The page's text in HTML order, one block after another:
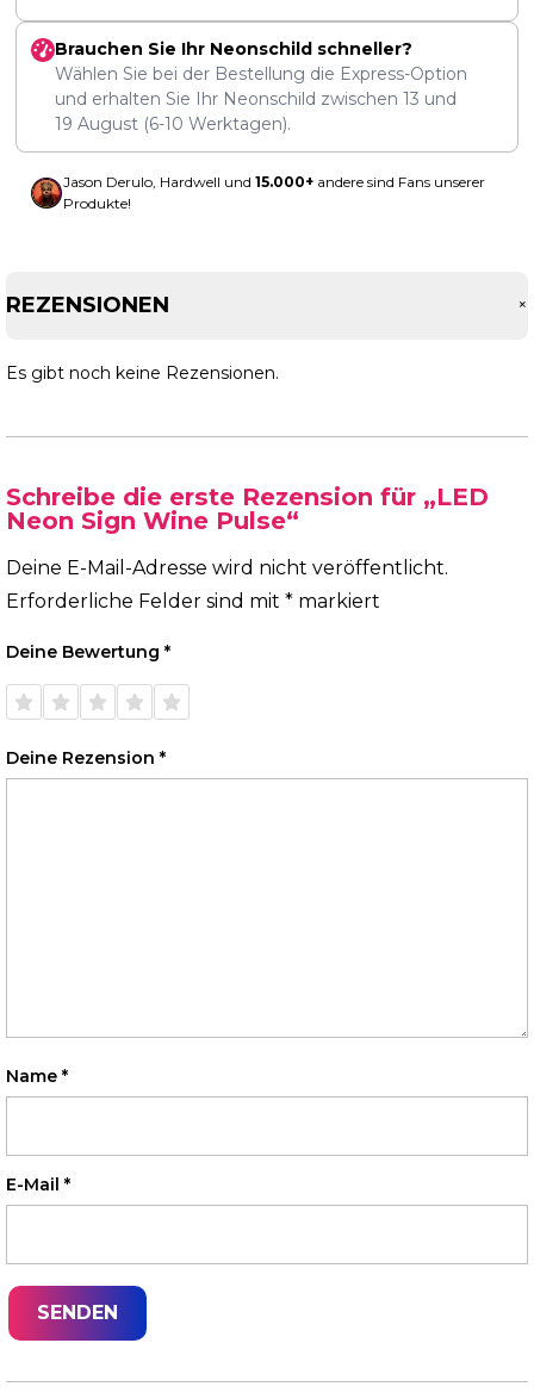
Brauchen Sie Ihr Neonschild schneller?
Wählen Sie bei der Bestellung die Express-Option
und erhalten Sie Ihr Neonschild zwischen 13 und
19 August (6-10 Werktagen).
Jason Derulo, Hardwell und 15.000+ andere sind Fans unserer
Produkte!
REZENSIONEN +
Es gibt noch keine Rezensionen.
Schreibe die erste Rezension für „LED
Neon Sign Wine Pulse“
Deine E-Mail-Adresse wird nicht veröffentlicht.
Erforderliche Felder sind mit * markiert
Deine Bewertung *
1 von
5 Sternen
2 von
5 Sternen
3 von
5 Sternen
4 von
5 Sternen
5 von
5 Sternen
Deine Rezension *
Name *
E-Mail *